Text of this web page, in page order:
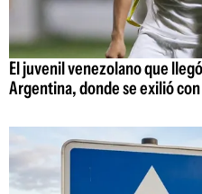
El juvenil venezolano que
Argentina, donde se exilió